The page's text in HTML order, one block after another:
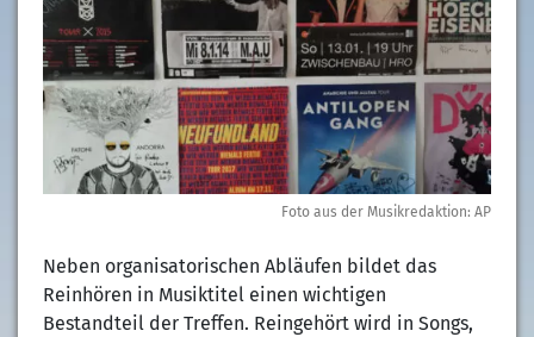
Foto aus der Musikredaktion: AP
Neben organisatorischen Abläufen bildet das
Reinhören in Musiktitel einen wichtigen
Bestandteil der Treffen. Reingehört wird in Songs,